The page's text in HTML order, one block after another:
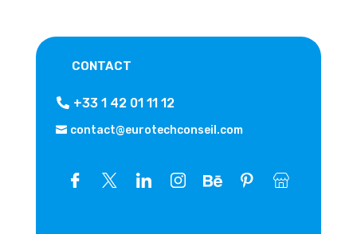
CONTACT
+33 1 42 01 11 12
contact@eurotechconseil.com